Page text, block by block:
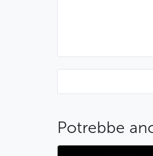
Potrebbe